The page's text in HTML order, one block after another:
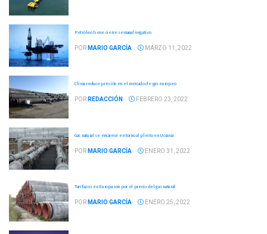
Petróleo tiene cierre semanal negativo
POR MARIO GARCÍA MARZO 11, 2022
Clima reduce presión en el mercado de gas europeo
POR REDACCIÓN FEBRERO 23, 2022
Gas natural se encarece en torno al pleito en Ucrania
POR MARIO GARCÍA ENERO 31, 2022
Tarifazos en Europa son por el precio del gas natural
POR MARIO GARCÍA ENERO 25, 2022